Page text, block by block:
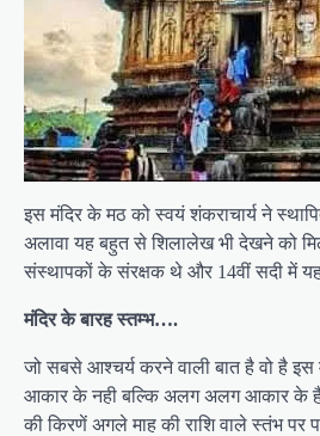
इस मंदिर के मठ को स्वयं शंकराचार्य ने
अलावा यह बहुत से शिलालेख भी देखने को
संस्थापकों के संरक्षक थे और 14वीं सदी में
मंदिर के बारह स्तम्भ….
जो सबसे आश्चर्य करने वाली बात है वो है
आकार के नही बल्कि अलग अलग आकार के
की किरणें अगले माह की राशि वाले स्तंभ पर